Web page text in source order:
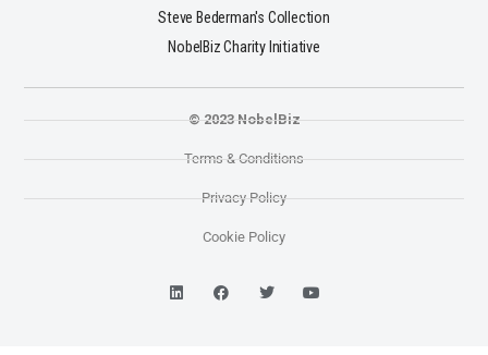
Steve Bederman's Collection
NobelBiz Charity Initiative
© 2023 NobelBiz
Terms & Conditions
Privacy Policy
Cookie Policy